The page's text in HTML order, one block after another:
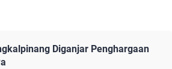
Diganjar Penghargaan